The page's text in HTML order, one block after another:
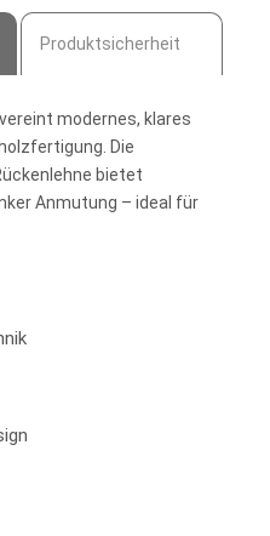
Produktsicherheit
vereint modernes, klares
Die
bietet
Anmutung – ideal für